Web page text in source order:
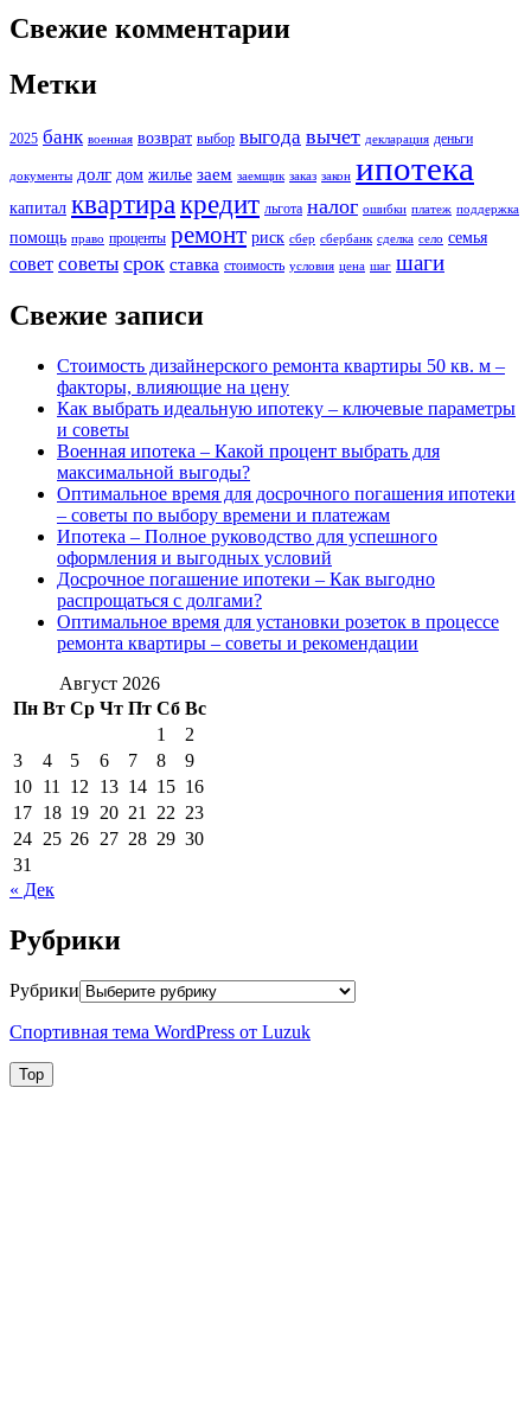
Свежие комментарии
Метки
2025 банк военная возврат выбор выгода вычет декларация деньги
документы долг дом жилье заем заемщик заказ закон ипотека
капитал квартиракредит льгота налог ошибки платеж поддержка
помощь право проценты ремонт риск сбер сбербанк сделка село семья
совет советы срок ставка стоимость условия цена шаг шаги
Свежие записи
Стоимость дизайнерского ремонта квартиры 50 кв. м –
факторы, влияющие на цену
Как выбрать идеальную ипотеку – ключевые параметры
и советы
Военная ипотека – Какой процент выбрать для
максимальной выгоды?
Оптимальное время для досрочного погашения ипотеки
– советы по выбору времени и платежам
Ипотека – Полное руководство для успешного
оформления и выгодных условий
Досрочное погашение ипотеки – Как выгодно
распрощаться с долгами?
Оптимальное время для установки розеток в процессе
ремонта квартиры – советы и рекомендации
Август 2026
Пн Вт Ср Чт Пт Сб Вс
1
2
3
4 5 6 7 8
9
10 11 12 13 14 15 16
17 18 19 20 21 22 23
24 25 26 27 28 29 30
31
« Дек
Рубрики
Рубрики
Спортивная тема WordPress от Luzuk
Top